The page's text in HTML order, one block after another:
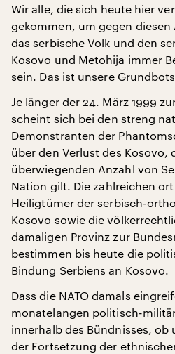
Wir alle, die sich heute hier
gekommen, um gegen
das serbische Volk und den
Kosovo und Metohija immer
sein. Das ist unsere
Je länger der 24. März 1999
scheint sich bei den streng
Demonstranten der
über den Verlust des Kosovo,
überwiegenden Anzahl von
Nation gilt. Die zahlreichen
Heiligtümer der serbisch-
Kosovo sowie die
damaligen Provinz zur
bestimmen bis heute die
Bindung Serbiens an Kosovo.
Dass die NATO damals
monatelangen politisch-
innerhalb des Bündnisses, ob
der Fortsetzung der